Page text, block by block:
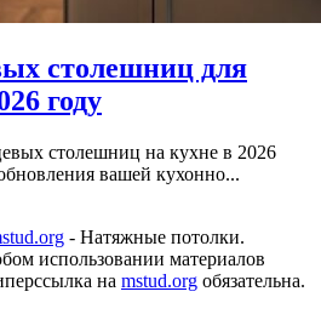
столешниц для
году
столешниц на кухне в 2026
вашей кухонно...
- Натяжные потолки.
использовании материалов
на mstud.org обязательна.